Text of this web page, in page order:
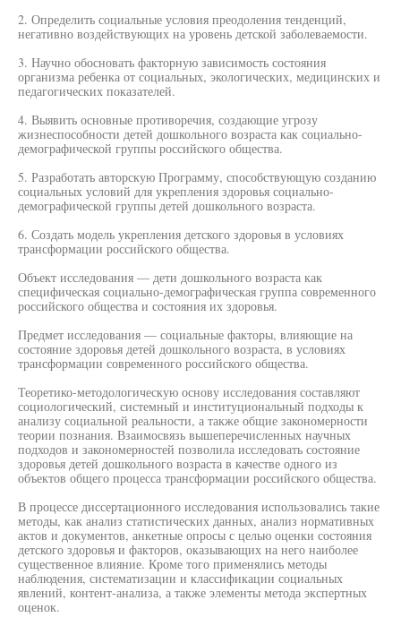
2. Определить социальные условия преодоления тенденций,
негативно воздействующих на уровень детской заболеваемости.
3. Научно обосновать факторную зависимость состояния
организма ребенка от социальных, экологических, медицинских и
педагогических показателей.
4. Выявить основные противоречия, создающие угрозу
жизнеспособности детей дошкольного возраста как социально-
демографической группы российского общества.
5. Разработать авторскую Программу, способствующую созданию
социальных условий для укрепления здоровья социально-
демографической группы детей дошкольного возраста.
6. Создать модель укрепления детского здоровья в условиях
трансформации российского общества.
Объект исследования — дети дошкольного возраста как
специфическая социально-демографическая группа современного
российского общества и состояния их здоровья.
Предмет исследования — социальные факторы, влияющие на
состояние здоровья детей дошкольного возраста, в условиях
трансформации современного российского общества.
Теоретико-методологическую основу исследования составляют
социологический, системный и институциональный подходы к
анализу социальной реальности, а также общие закономерности
теории познания. Взаимосвязь вышеперечисленных научных
подходов и закономерностей позволила исследовать состояние
здоровья детей дошкольного возраста в качестве одного из
объектов общего процесса трансформации российского общества.
В процессе диссертационного исследования использовались такие
методы, как анализ статистических данных, анализ нормативных
актов и документов, анкетные опросы с целью оценки состояния
детского здоровья и факторов, оказывающих на него наиболее
существенное влияние. Кроме того применялись методы
наблюдения, систематизации и классификации социальных
явлений, контент-анализа, а также элементы метода экспертных
оценок.